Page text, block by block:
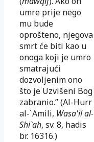
umre prije nego
mu bude
oprošteno, njegova
smrt će biti kao u
onoga koji je umro
smatrajući
dozvoljenim ono
što je Uzvišeni Bog
zabranio.” (Al-Hurr
al-`Amili, Wasa'il al-
Shi`ah, sv. 8, hadis
br. 16316.)